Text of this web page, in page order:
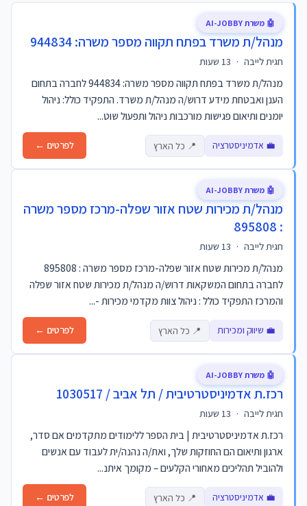
מנהל/ת משרד בפתח תקווה מספר משרה: 944834
חגית לייבה ·
מנהל/ת משרד בפתח תקווה מספר משרה: 944834 לחברה בתחום
הענן ואבטחת מידע דרוש/ה מנהל/ת משרד. התפקיד כולל: ניהול
יומנים ותיאום פגישות מורכבות ניהול ותפעול שוט...
💼 אדמיניסטרציה 📍 כל הארץ לפרטים ←
🤖 משרת AI-JOBBY
מנהל/ת מכירות שטח אזור שפלה-מרכז מספר משרה
: 895808
חגית לייבה ·
מנהל/ת מכירות שטח אזור שפלה-מרכז מספר משרה : 895808
לחברה בתחום המשקאות דרוש/ה מנהל/ת מכירות שטח אזור שפלה
והמרכז התפקיד כולל : ניהול צוות מקדמי מכירות -...
💼 שיווק ומכירות 📍 כל הארץ לפרטים ←
🤖 משרת AI-JOBBY
רכז.ת אדמיניסטרטיבית / תל אביב / 1030517
חגית לייבה ·
רכז.ת אדמיניסטרטיבית | בית הספר ללימודים מתקדמים אם סדר,
ארגון ותיאום הם החוזקות שלך, ואת/ה נהנה/ית לעבוד עם אנשים
ולהוביל תהליכים מאחורי הקלעים – מקומך איתנ...
💼 אדמיניסטרציה 📍 כל הארץ לפרטים ←
🤖 משרת AI-JOBBY